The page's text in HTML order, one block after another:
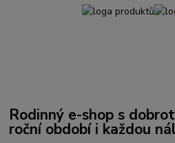
Rodinný e-shop s
roční období i každou